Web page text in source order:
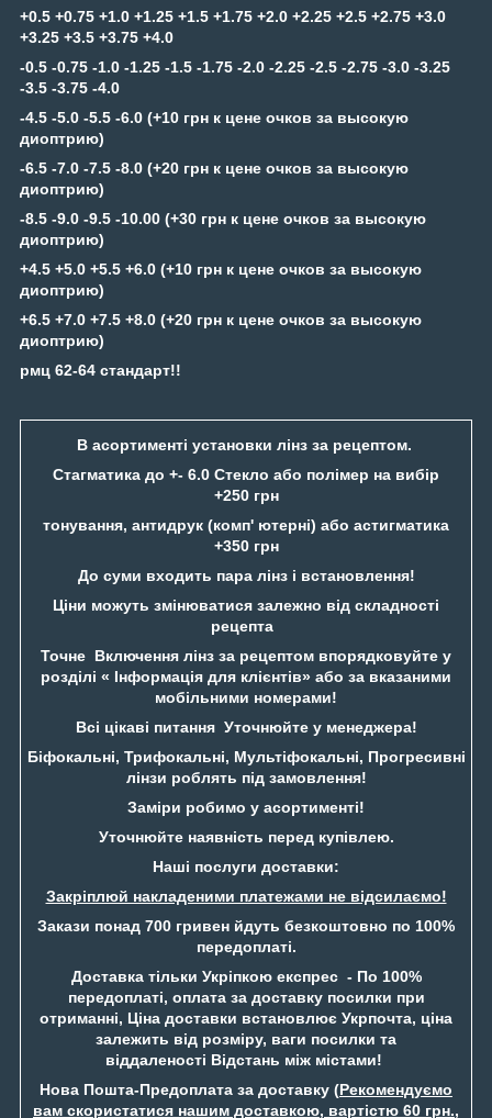
+0.5 +0.75 +1.0 +1.25 +1.5 +1.75 +2.0 +2.25 +2.5 +2.75 +3.0
+3.25 +3.5 +3.75 +4.0
-0.5 -0.75 -1.0 -1.25 -1.5 -1.75 -2.0 -2.25 -2.5 -2.75 -3.0 -3.25
-3.5 -3.75 -4.0
-4.5 -5.0 -5.5 -6.0 (+10 грн к цене очков за высокую
диоптрию)
-6.5 -7.0 -7.5 -8.0 (+20 грн к цене очков за высокую
диоптрию)
-8.5 -9.0 -9.5 -10.00 (+30 грн к цене очков за высокую
диоптрию)
+4.5 +5.0 +5.5 +6.0 (+10 грн к цене очков за высокую
диоптрию)
+6.5 +7.0 +7.5 +8.0 (+20 грн к цене очков за высокую
диоптрию)
рмц 62-64 стандарт!!
В асортименті установки лінз за рецептом.
Стагматика до +- 6.0 Стекло або полімер на вибір
+250 грн
тонування, антидрук (комп' ютерні) або астигматика
+350 грн
До суми входить пара лінз і встановлення!
Ціни можуть змінюватися залежно від складності
рецепта
Точне Включення лінз за рецептом впорядковуйте у
розділі « Інформація для клієнтів» або за вказаними
мобільними номерами!
Всі цікаві питання Уточнюйте у менеджера!
Біфокальні, Трифокальні, Мультіфокальні, Прогресивні
лінзи роблять під замовлення!
Заміри робимо у асортименті!
Уточнюйте наявність перед купівлею.
Наші послуги доставки:
Закріплюй накладеними платежами не відсилаємо!
Закази понад 700 гривен йдуть безкоштовно по 100%
передоплаті.
Доставка тільки Укріпкою експрес - По 100%
передоплаті, оплата за доставку посилки при
отриманні, Ціна доставки встановлює Укрпочта, ціна
залежить від розміру, ваги посилки та
віддаленості Відстань між містами!
Нова Пошта-Предоплата за доставку (Рекомендуємо
вам скористатися нашим доставкою, вартістю 60 грн.,